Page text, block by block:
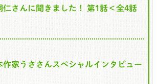
仁さんに聞きました！ 第1話＜全4話
作家うささんスペシャルインタビュー